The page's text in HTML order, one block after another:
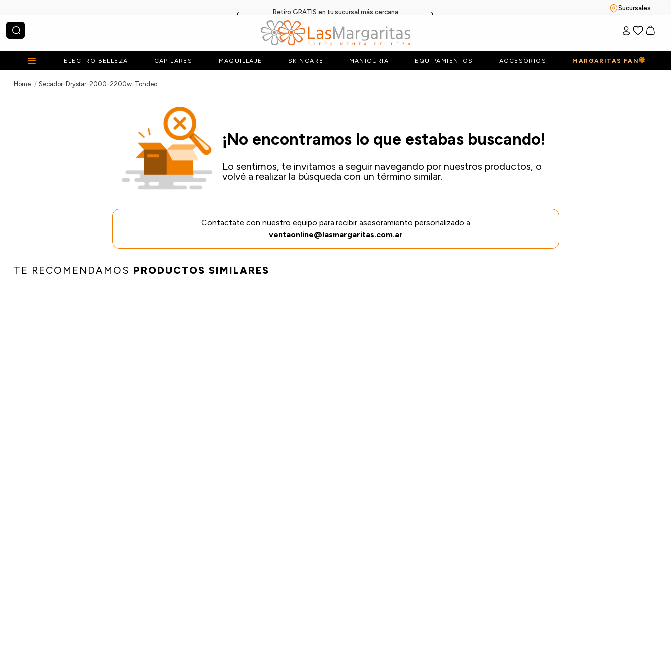
Retiro GRATIS en tu sucursal más cercana
Sucursales
¿Qué estás buscando?
ELECTRO BELLEZA CAPILARES MAQUILLAJE SKINCARE MANICURIA EQUIPAMIENTOS ACCESORIOS MARGARITAS FAN
Secador-Drystar-2000-2200w-Tondeo
¡No encontramos lo que estabas buscando!
Lo sentimos, te invitamos a seguir navegando por nuestros productos, o
volvé a realizar la búsqueda con un término similar.
Contactate con nuestro equipo para recibir asesoramiento personalizado a
ventaonline@lasmargaritas.com.ar
TE RECOMENDAMOS PRODUCTOS SIMILARES